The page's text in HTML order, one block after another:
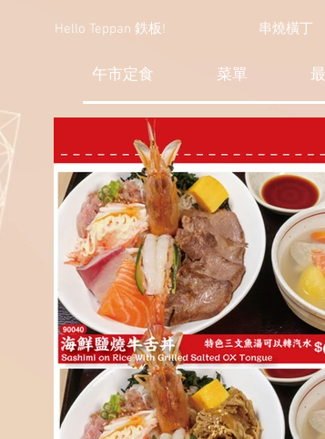
Hello Teppan 鉄板! 串燒橫丁
午市定食 菜單